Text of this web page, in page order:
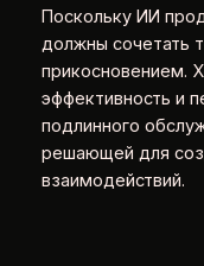
Поскольку ИИ
должны сочетать
прикосновением.
эффективность и
подлинного
решающей для
взаимодействий.